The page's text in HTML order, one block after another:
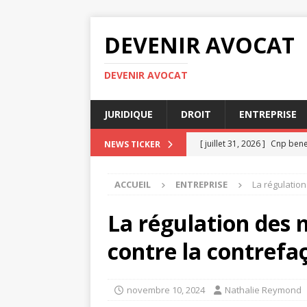
DEVENIR AVOCAT
DEVENIR AVOCAT
JURIDIQUE DROIT ENTREPRISE
NEWS TICKER [ juillet 31, 2026 ] Cnp
travail
DROIT
[ juillet 23, 2026 ]
[ août 4, 2026 ]
ACCUEIL ENTREPRISE La
La régulation des
contre la
novembre 10, 2024 Nathalie Reymond